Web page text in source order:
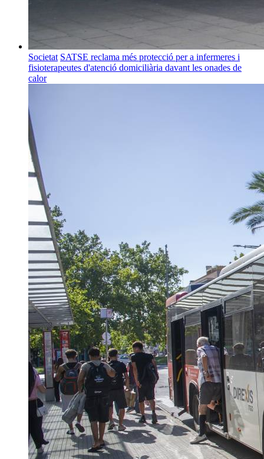
Societat SATSE reclama més protecció per a infermeres i
fisioterapeutes d'atenció domiciliària davant les onades de
calor